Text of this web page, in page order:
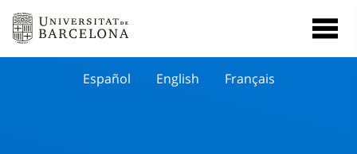
Español English Français